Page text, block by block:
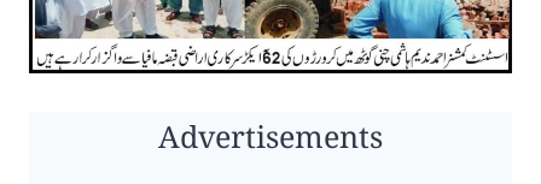
Advertisements